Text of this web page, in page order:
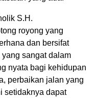
S.H.
royong yang
dan bersifat
sangat dalam
nyata bagi kehidupan
perbaikan jalan yang
setidaknya dapat